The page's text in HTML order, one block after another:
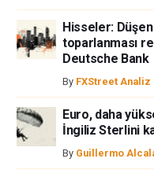
Hisseler:
toparlanması
Deutsche Bank
By FXStreet Analiz
Euro, daha
İngiliz Sterlini
By Guillermo